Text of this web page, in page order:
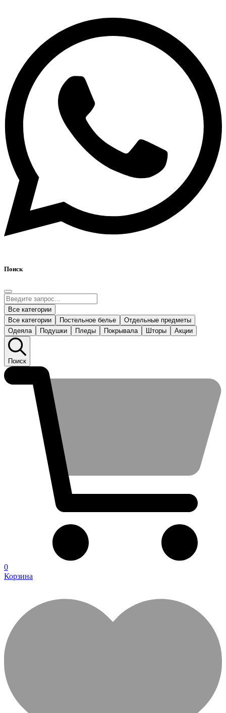
Поиск
Все категории
Все категории
Постельное белье
Отдельные предметы
Одеяла
Подушки Пледы Покрывала Шторы Акции
Поиск
0
Корзина